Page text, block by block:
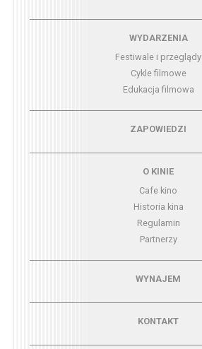
Menu - wydarzeniaWYDARZENIA
Festiwale i przeglądy
Cykle filmowe
Edukacja filmowa
Menu - zapowiedziZAPOWIEDZI
O KINIE
Cafe kino
Historia kina
Regulamin
Partnerzy
Menu - wynajemWYNAJEM
KONTAKT